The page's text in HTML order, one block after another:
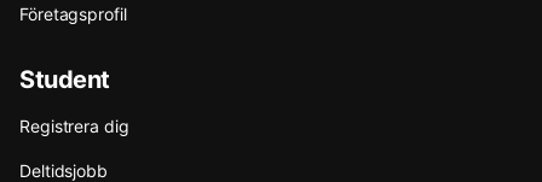
Företagsprofil
Student
Registrera dig
Deltidsjobb